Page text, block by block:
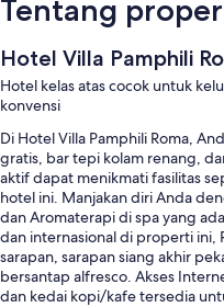
Tentang
Hotel Villa Pamphili
Hotel kelas atas cocok untuk
konvensi
Di Hotel Villa Pamphili Roma,
gratis, bar tepi kolam renang,
aktif dapat menikmati fasilitas
hotel ini. Manjakan diri Anda
dan Aromaterapi di spa yang
dan internasional di properti ini,
sarapan, sarapan siang akhir
bersantap alfresco. Akses
dan kedai kopi/kafe tersedia